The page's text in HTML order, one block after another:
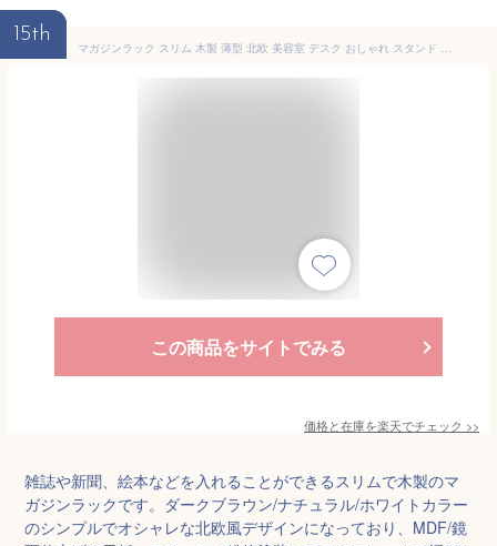
15th
マガジンラック スリム 木製 薄型 北欧 美容室 デスク おしゃれ スタンド 本棚 雑誌ラック 幅55cm 奥行35cm ブラウン 本棚 書棚 本棚 シェルフ 光沢 おしゃれ かわいい 可愛い 業務用 新聞 雑誌収納 マガジンスタンド 雑誌ラック マガジンラック木製 【Pixi】 ピクシー
この商品をサイトでみる
価格と在庫を楽天でチェック >>
雑誌や新聞、絵本などを入れることができるスリムで木製のマ
ガジンラックです。ダークブラウン/ナチュラル/ホワイトカラー
のシンプルでオシャレな北欧風デザインになっており、MDF/鏡